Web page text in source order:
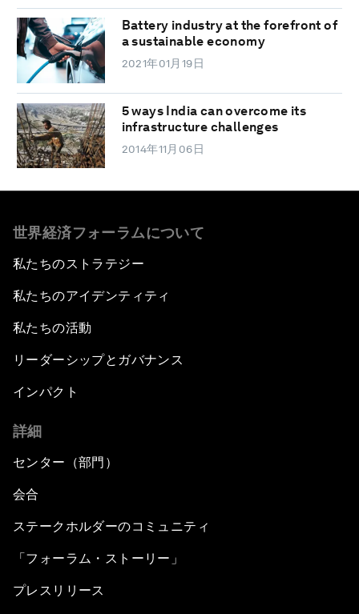
Battery industry at the forefront of
a sustainable economy
2021年01月19日
5 ways India can overcome its
infrastructure challenges
2014年11月06日
世界経済フォーラムについて
私たちのストラテジー
私たちのアイデンティティ
私たちの活動
リーダーシップとガバナンス
インパクト
詳細
センター（部門）
会合
ステークホルダーのコミュニティ
「フォーラム・ストーリー」
プレスリリース